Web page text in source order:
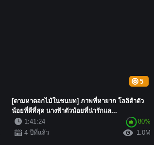
5
[ตามหาดอกไม้ในชนบท] ภาพที่หายาก โลลิต้าตัว
น้อยที่ดีที่สุด นางฟ้าตัวน้อยที่น่ารักแล...
1:41:24
80%
4 ปีที่แล้ว
1.0M